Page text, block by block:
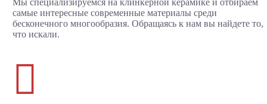
Мы специализируемся на клинкерной керамике и отбираем
самые интересные современные материалы среди
бесконечного многообразия. Обращаясь к нам вы найдете то,
что искали.
